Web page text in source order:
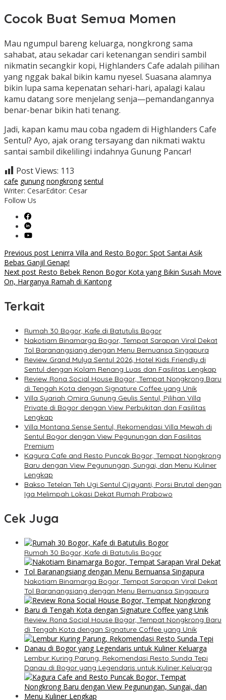
Cocok Buat Semua Momen
Mau ngumpul bareng keluarga, nongkrong sama
sahabat, atau sekadar cari ketenangan sendiri sambil
nikmatin secangkir kopi, Highlanders Cafe adalah pilihan
yang nggak bakal bikin kamu nyesel. Suasana alamnya
bikin lupa sama kepenatan sehari-hari, apalagi kalau
kamu datang sore menjelang senja—pemandangannya
benar-benar bikin hati tenang.
Jadi, kapan kamu mau coba ngadem di Highlanders Cafe
Sentul? Ayo, ajak orang tersayang dan nikmati waktu
santai sambil dikelilingi indahnya Gunung Pancar!
Post Views: 113
cafe gunung nongkrong sentul
Writer: CesarEditor: Cesar
Follow Us
Post
navigation
Previous post Lenirra Villa and Resto Bogor: Spot Santai Asik
Bebas Ganjil Genap!
Next post Resto Bebek Renon Bogor Kota yang Bikin Susah Move
On, Harganya Ramah di Kantong
Terkait
Rumah 30 Bogor, Kafe di Batutulis Bogor
Nakotiam Binamarga Bogor, Tempat Sarapan Viral Dekat
Tol Baranangsiang dengan Menu Bernuansa Singapura
Review Grand Mulya Sentul 2026, Hotel Kids Friendly di
Sentul dengan Kolam Renang Luas dan Fasilitas Lengkap
Review Rona Social House Bogor, Tempat Nongkrong Baru
di Tengah Kota dengan Signature Coffee yang Unik
Villa Syariah Omira Gunung Geulis Sentul, Pilihan Villa
Private di Bogor dengan View Perbukitan dan Fasilitas
Lengkap
Villa Montana Sense Sentul, Rekomendasi Villa Mewah di
Sentul Bogor dengan View Pegunungan dan Fasilitas
Premium
Kagura Cafe and Resto Puncak Bogor, Tempat Nongkrong
Baru dengan View Pegunungan, Sungai, dan Menu Kuliner
Lengkap
Bakso Tetelan Teh Ugi Sentul Cijayanti, Porsi Brutal dengan
Iga Melimpah Lokasi Dekat Rumah Prabowo
Cek Juga
Rumah 30 Bogor, Kafe di Batutulis Bogor
Nakotiam Binamarga Bogor, Tempat Sarapan Viral Dekat
Tol Baranangsiang dengan Menu Bernuansa Singapura
Review Rona Social House Bogor, Tempat Nongkrong Baru
di Tengah Kota dengan Signature Coffee yang Unik
Lembur Kuring Parung, Rekomendasi Resto Sunda Tepi
Danau di Bogor yang Legendaris untuk Kuliner Keluarga